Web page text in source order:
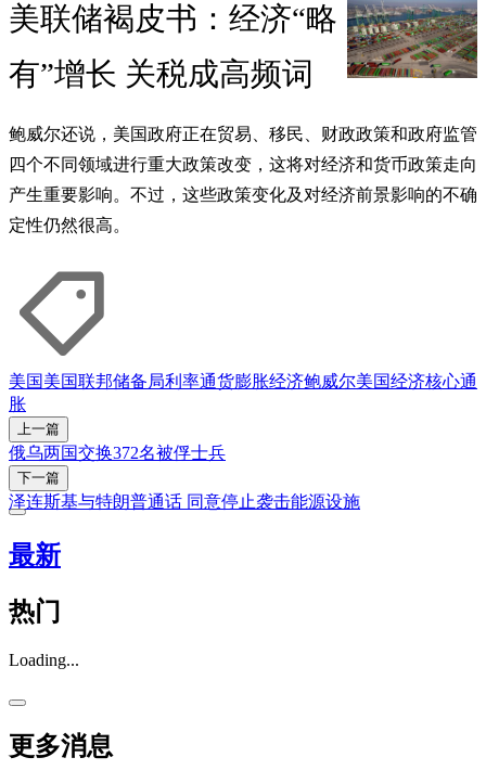
美联储褐皮书：经济“略
有”增长 关税成高频词
鲍威尔还说，美国政府正在贸易、移民、财政政策和政府监管
四个不同领域进行重大政策改变，这将对经济和货币政策走向
产生重要影响。不过，这些政策变化及对经济前景影响的不确
定性仍然很高。
美国美国联邦储备局利率通货膨胀经济鲍威尔美国经济核心通
胀
上一篇
俄乌两国交换372名被俘士兵
下一篇
泽连斯基与特朗普通话 同意停止袭击能源设施
最新
热门
Loading...
更多消息